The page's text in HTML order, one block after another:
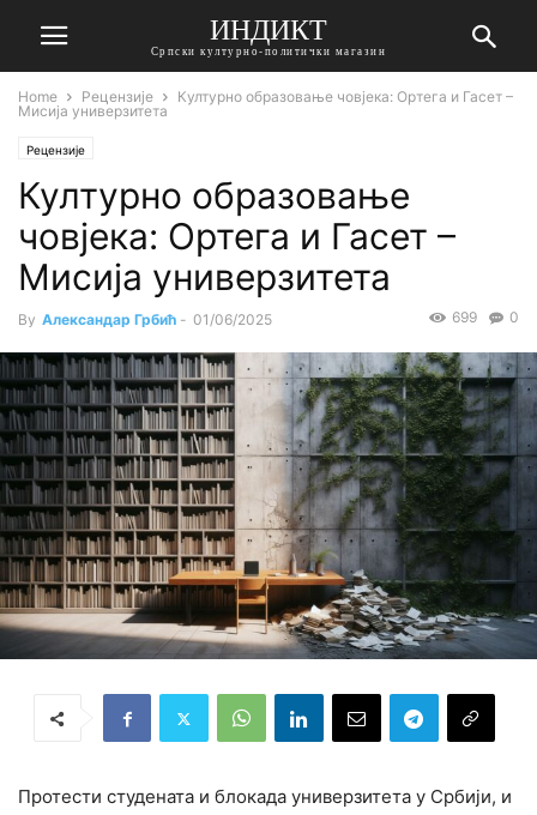
ИНДИКТ
Српски културно-политички магазин
Home Рецензије
Културно образовање човјека: Ортега и Гасет –
Мисија универзитета
Рецензије
Културно образовање
човјека: Ортега и Гасет –
Мисија универзитета
By Александар Грбић - 01/06/2025 0
699
Протести студената и блокада универзитета у Србији, и